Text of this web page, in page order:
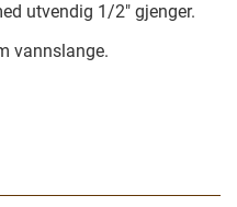
utvendig 1/2" gjenger.
vannslange.